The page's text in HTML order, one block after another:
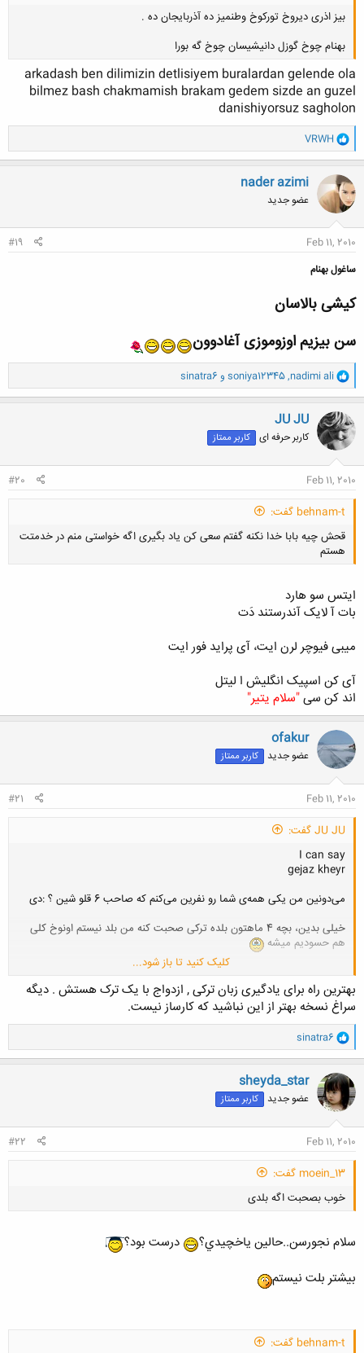
بیز اذری دیروخ تورکوخ وطنمیز ده آذربایجان ده .
بهنام چوخ گوزل دانیشیسان چوخ گه بورا
کلیک کنید تا باز شود...
arkadash ben dilimizin detlisiyem buralardan gelende ola
bilmez bash chakmamish brakam gedem sizde an guzel
danishiyorsuz sagholon
و
ا
ک
ن
ش
ه
ا
VRWH
nader azimi
عضو جدید
Feb 11, 2010
#19
ساغول بهنام
کیشی بالاسان
سن بیزیم اوزوموزی آغادوون
و
ا
ک
ن
ش
ه
ا
nadimi ali
,
soniya12345 و sinatra6
JU JU
کاربر حرفه ای کاربر ممتاز
Feb 11, 2010
#20
behnam-t گفت:
قحش چیه بابا خدا نکنه گفتم سعی کن یاد بگیری اگه خواستی منم در خدمتت
هستم
کلیک کنید تا باز شود...
ایتس سو هارد
بات آ لایک آندرستند دَت
میبی فیوچر لرن ایت، آی پراید فور ایت
آی کن اسپیک انگلیش ا لیتل
اند کن سی"سلام یتیر"
ofakur
عضو جدید کاربر ممتاز
Feb 11, 2010
#21
JU JU گفت:
I can say
gejaz kheyr
می‌دونین من یکی همه‌ی شما رو نفرین می‌کنم که صاحب 6 قلو شین ؟ :دی
خیلی بدین، بچه 4 ماهتون بلده ترکی صحبت کنه من بلد نیستم اونوخ کلی
هم حسودیم میشه
یادش بخیر چقد با سهیل کل می‌نداختم
کلیک کنید تا باز شود...
بهترین راه برای یادگیری زبان ترکی , ازدواج با یک ترک هستش . دیگه
سراغ نسخه بهتر از این نباشید که کارساز نیست.
و
ا
ک
ن
ش
ه
ا
sinatra6
sheyda_star
عضو جدید کاربر ممتاز
Feb 11, 2010
#22
moein_13 گفت:
خوب بصحبت اگه بلدی
سلام نجورسن..حالين ياخچيدي؟
درست بود؟
بيشتر بلت نيستم
behnam-t گفت: